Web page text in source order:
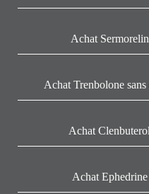
Achat
Achat Trenbolone
Achat
Achat